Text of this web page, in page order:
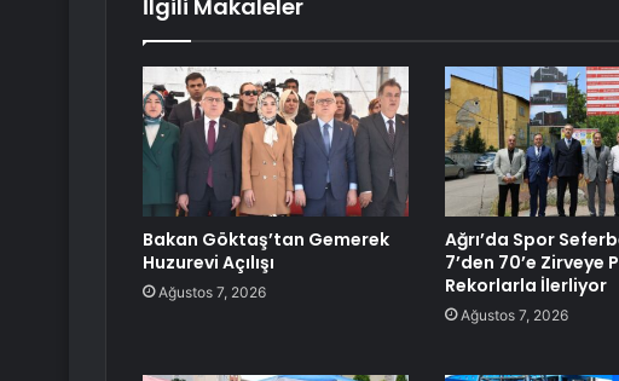
İlgili Makaleler
Bakan Göktaş’tan Gemerek
Huzurevi Açılışı
Ağustos 7, 2026
Ağrı’da Spor
7’den 70’e Zirveye
Rekorlarla İlerliyor
Ağustos 7, 2026